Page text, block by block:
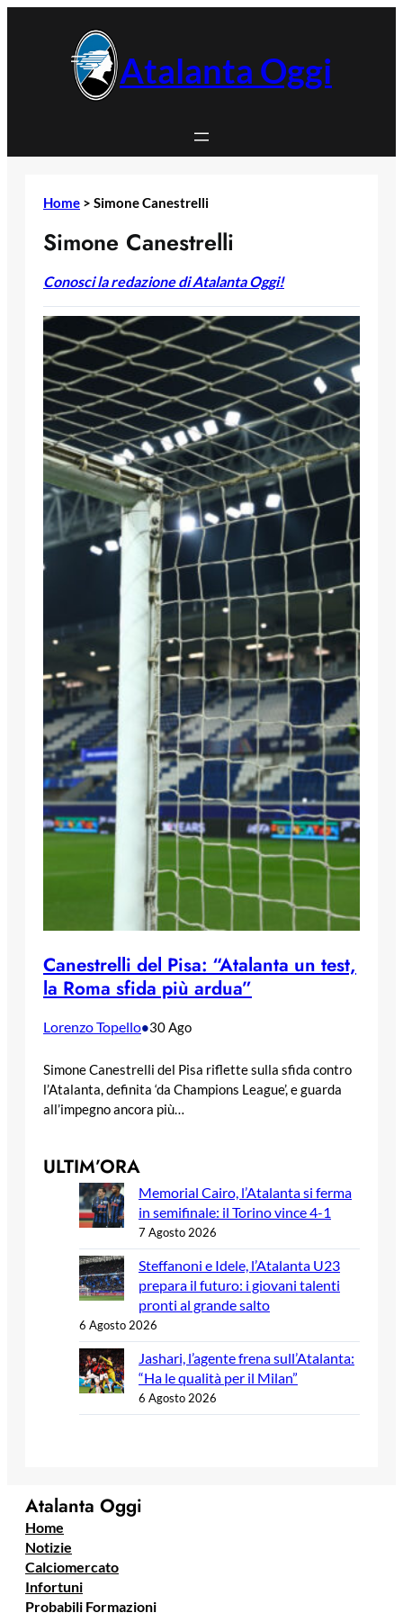
Atalanta Oggi
Home > Simone Canestrelli
Simone Canestrelli
Conosci la redazione di Atalanta Oggi!
Canestrelli del Pisa: “Atalanta un test,
la Roma sfida più ardua”
Lorenzo Topello•30 Ago
Simone Canestrelli del Pisa riflette sulla sfida contro
l’Atalanta, definita ‘da Champions League’, e guarda
all’impegno ancora più…
ULTIM’ORA
Memorial Cairo, l’Atalanta si ferma
in semifinale: il Torino vince 4-1
7 Agosto 2026
Steffanoni e Idele, l’Atalanta U23
prepara il futuro: i giovani talenti
pronti al grande salto
6 Agosto 2026
Jashari, l’agente frena sull’Atalanta:
“Ha le qualità per il Milan”
6 Agosto 2026
Atalanta Oggi
Home
Notizie
Calciomercato
Infortuni
Probabili Formazioni